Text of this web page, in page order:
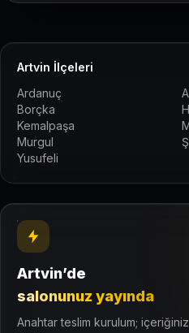
Artvin İlçeleri
Ardanuç
Borçka
Kemalpaşa
Murgul
Yusufeli
Artvin’de
salonunuz yayında
Anahtar teslim kurulum;